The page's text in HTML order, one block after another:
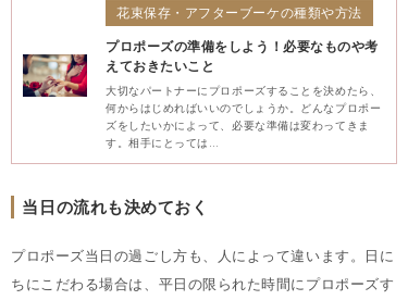
花束保存・アフターブーケの種類や方法
プロポーズの準備をしよう！必要なものや考
えておきたいこと
大切なパートナーにプロポーズすることを決めたら、
何からはじめればいいのでしょうか。どんなプロポー
ズをしたいかによって、必要な準備は変わってきま
す。相手にとっては…
当日の流れも決めておく
プロポーズ当日の過ごし方も、人によって違います。日に
ちにこだわる場合は、平日の限られた時間にプロポーズす